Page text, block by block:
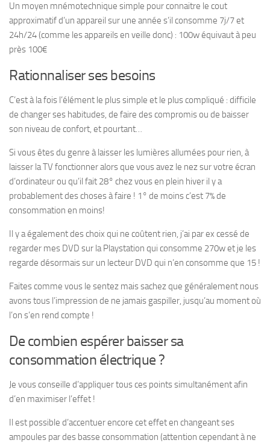
Un moyen mnémotechnique simple pour connaitre le cout
approximatif d’un appareil sur une année s’il consomme 7j/7 et
24h/24 (comme les appareils en veille donc) : 100w équivaut à peu
près 100€
Rationnaliser ses besoins
C’est à la fois l’élément le plus simple et le plus compliqué : difficile
de changer ses habitudes, de faire des compromis ou de baisser
son niveau de confort, et pourtant…
Si vous êtes du genre à laisser les lumières allumées pour rien, à
laisser la TV fonctionner alors que vous avez le nez sur votre écran
d’ordinateur ou qu’il fait 28° chez vous en plein hiver il y a
probablement des choses à faire ! 1° de moins c’est 7% de
consommation en moins!
Il y a également des choix qui ne coûtent rien, j’ai par ex cessé de
regarder mes DVD sur la Playstation qui consomme 270w et je les
regarde désormais sur un lecteur DVD qui n’en consomme que 15 !
Faites comme vous le sentez mais sachez que généralement nous
avons tous l’impression de ne jamais gaspiller, jusqu’au moment où
l’on s’en rend compte !
De combien espérer baisser sa
consommation électrique ?
Je vous conseille d’appliquer tous ces points simultanément afin
d’en maximiser l’effet !
Il est possible d’accentuer encore cet effet en changeant ses
ampoules par des basse consommation (attention cependant à ne